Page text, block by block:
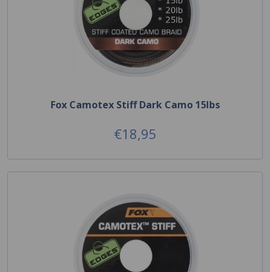
Fox Camotex Stiff Dark Camo 15lbs
€18,95